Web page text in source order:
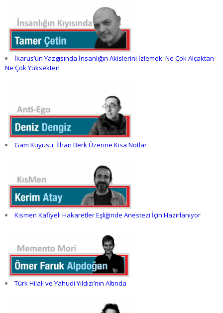
İkarus’un Yazgısında İnsanlığın Akislerini İzlemek: Ne Çok Alçaktan
Ne Çok Yüksekten
Gam Kuyusu: İlhan Berk Üzerine Kısa Notlar
Kısmen Kafiyeli Hakaretler Eşliğinde Anestezi İçin Hazırlanıyor
Türk Hilali ve Yahudi Yıldızı’nın Altında